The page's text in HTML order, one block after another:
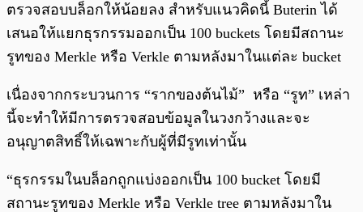
ตรวจสอบบล็อกให้น้อยลง สำหรับแนวคิดนี้ Buterin ได้
เสนอให้แยกธุรกรรมออกเป็น 100 buckets โดยมีสถานะ
รูทของ Merkle หรือ Verkle ตามหลังมาในแต่ละ bucket
เนื่องจากกระบวนการ “รากของต้นไม้” หรือ “รูท” เหล่า
นี้จะทำให้มีการตรวจสอบข้อมูลในวงกว้างและจะ
อนุญาตสิทธิ์ให้เฉพาะกับผู้ที่มีรูทเท่านั้น
“ธุรกรรมในบล็อกถูกแบ่งออกเป็น 100 bucket โดยมี
สถานะรูทของ Merkle หรือ Verkle tree ตามหลังมาใน